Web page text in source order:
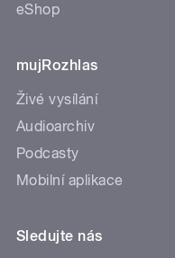
eShop
mujRozhlas
Živé vysílání
Audioarchiv
Podcasty
Mobilní aplikace
Sledujte nás